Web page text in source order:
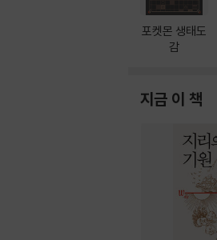
포켓몬 생태도
감
지금 이 책